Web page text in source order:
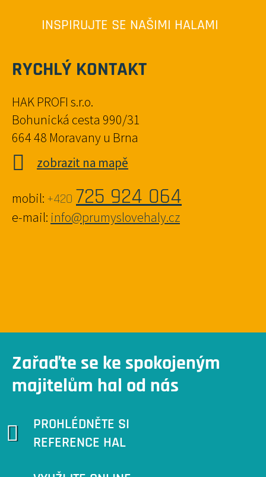
INSPIRUJTE SE NAŠIMI HALAMI
RYCHLÝ KONTAKT
HAK PROFI s.r.o.
Bohunická cesta 990/31
664 48 Moravany u Brna
zobrazit na mapě
mobil: +420 725 924 064
e-mail: info@prumyslovehaly.cz
Zařaďte se ke spokojeným
majitelům hal od nás
PROHLÉDNĚTE SI
REFERENCE HAL